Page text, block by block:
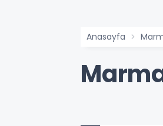
Anasayfa